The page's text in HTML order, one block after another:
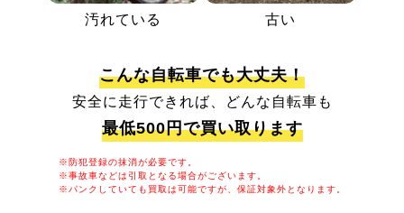
汚れている 古い
こんな自転車でも大丈夫！
安全に走行できれば、どんな自転車も
最低500円で買い取ります
※防犯登録の抹消が必要です。
※事故車などは引取となる場合がございます。
※パンクしていても買取は可能ですが、保証対象外となります。